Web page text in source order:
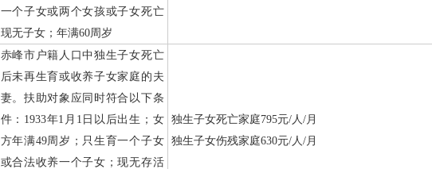
一个子女或两个女孩或子女死亡
现无子女；年满60周岁
赤峰市户籍人口中独生子女死亡
后未再生育或收养子女家庭的夫
妻。扶助对象应同时符合以下条
件： 1933年1 月 1 日以后出生；女
方年满49周岁；只生育一个子女
或合法收养一个子女；现无存活
独生子女死亡家庭795元/人 /月
独生子女伤残家庭630元/人 /月